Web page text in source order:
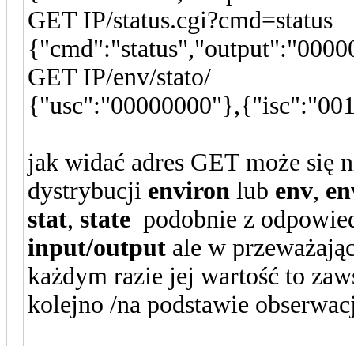
GET IP/
GET IP/env/stato/
jak widać adres GET może się
dystrybucji environ lub env,
stat, state podobnie z
input/output ale w
każdym razie jej wartość to
kolejno /na podstawie